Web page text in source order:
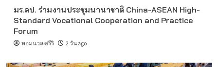
มร.ลป. ร่วมงานประชุมนานาชาติ China-ASEAN High-
Standard Vocational Cooperation and Practice
Forum
หอมนวล ศรีริ 2 วัน ago